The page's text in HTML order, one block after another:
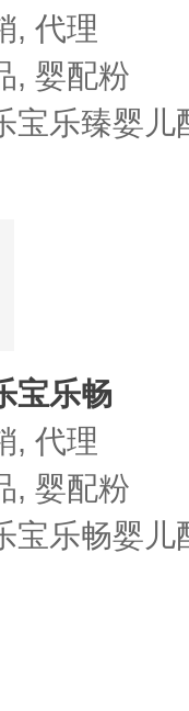
, 代理
, 婴配粉
宝乐臻婴儿
宝乐畅
, 代理
, 婴配粉
宝乐畅婴儿